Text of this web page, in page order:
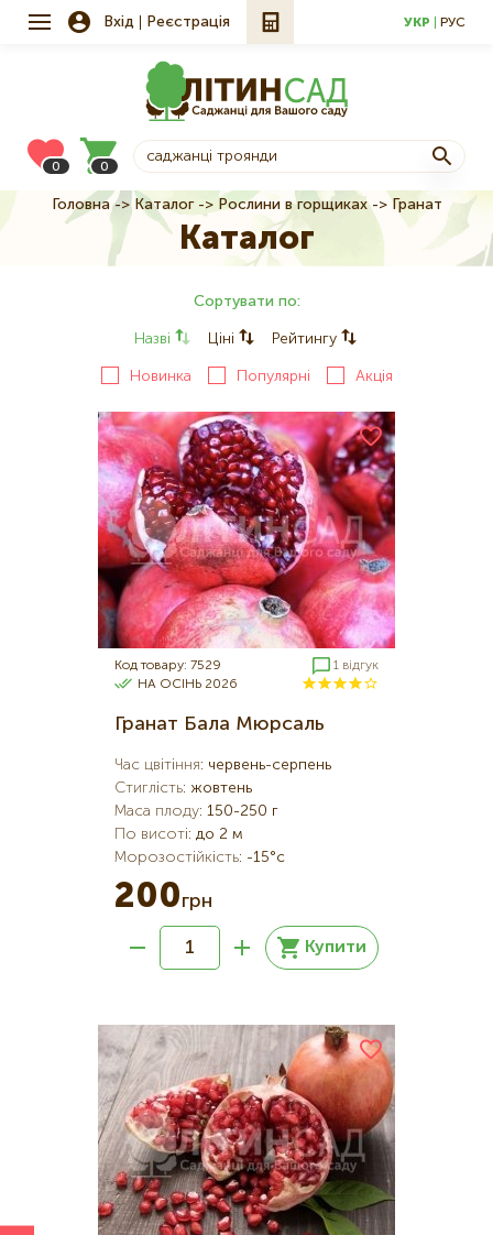
Вхід Реєстрація УКР РУС
0 0
Рядок
навіґації
Головна Каталог Рослини в горщиках Гранат
Каталог
Сортувати по:
Назві Ціні Рейтингу
Новинка Популярні Акція
Код товару: 7529
1 відгук
НА ОСІНЬ 2026
Гранат Бала Мюрсаль
Час цвітіння: червень-серпень
Стиглість: жовтень
Маса плоду: 150-250 г
По висоті: до 2 м
Морозостійкість: -15°c
200грн
Купити